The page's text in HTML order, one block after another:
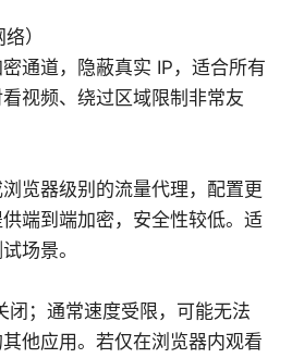
）
通道，隐蔽真实 IP，适合所有
视频、绕过区域限制非常友
览器级别的流量代理，配置更
端到端加密，安全性较低。适
场景。
闭；通常速度受限，可能无法
他应用。若仅在浏览器内观看